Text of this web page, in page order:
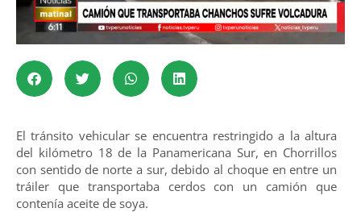
El tránsito vehicular se encuentra restringido a la altura
del kilómetro 18 de la Panamericana Sur, en Chorrillos
con sentido de norte a sur, debido al choque en entre un
tráiler que transportaba cerdos con un camión que
contenía aceite de soya.